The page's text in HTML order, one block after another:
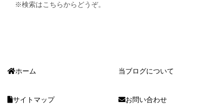
※検索はこちらからどうぞ。
ホーム 当ブログについて
サイトマップ お問い合わせ